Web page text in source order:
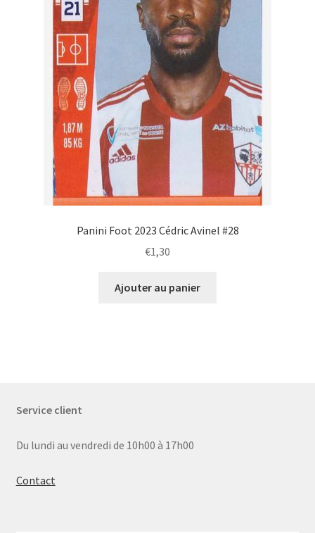
Panini Foot 2023 Cédric Avinel #28
€1,30
Ajouter au panier
Service client
Du lundi au vendredi de 10h00 à 17h00
Contact